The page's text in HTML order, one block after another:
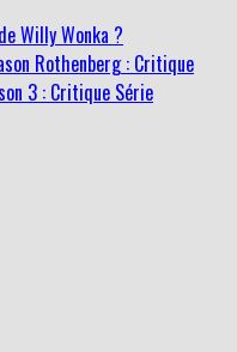
Willy Wonka ?
Rothenberg : Critique
3 : Critique Série